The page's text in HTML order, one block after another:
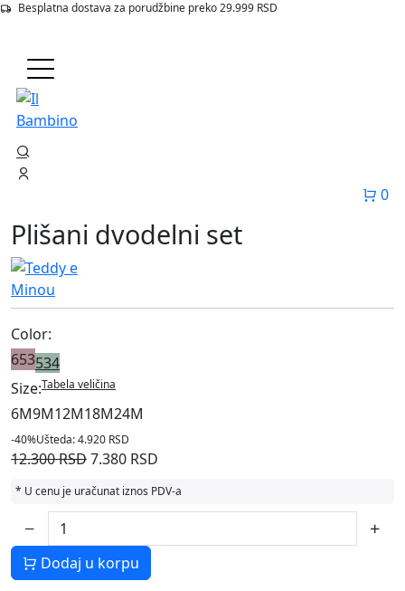
Besplatna dostava za porudžbine preko 29.999 RSD
0
Outlet
Plišani dvodelni set
Size:Tabela veličina
6M9M12M18M24M
Color:
653534
-40%Ušteda: 4.920 RSD
12.300 RSD7.380 RSD
* U cenu je uračunat iznos PDV-a
Dodaj u korpu